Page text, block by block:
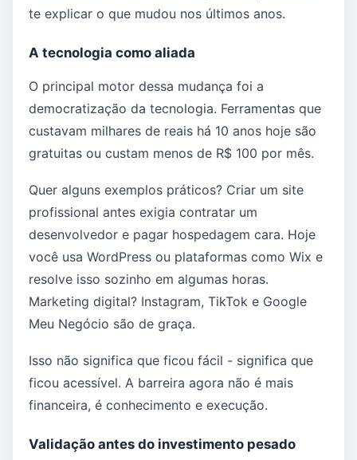
te explicar o que mudou nos últimos anos.
A tecnologia como aliada
O principal motor dessa mudança foi a
democratização da tecnologia. Ferramentas que
custavam milhares de reais há 10 anos hoje são
gratuitas ou custam menos de R$ 100 por mês.
Quer alguns exemplos práticos? Criar um site
profissional antes exigia contratar um
desenvolvedor e pagar hospedagem cara. Hoje
você usa WordPress ou plataformas como Wix e
resolve isso sozinho em algumas horas.
Marketing digital? Instagram, TikTok e Google
Meu Negócio são de graça.
Isso não significa que ficou fácil - significa que
ficou acessível. A barreira agora não é mais
financeira, é conhecimento e execução.
Validação antes do investimento pesado